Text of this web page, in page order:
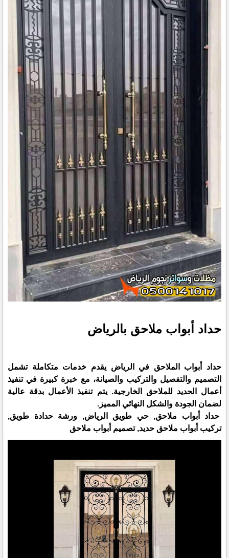
حداد أبواب ملاحق بالرياض
حداد أبواب الملاحق في الرياض يقدم خدمات متكاملة تشمل
التصميم والتفصيل والتركيب والصيانة، مع خبرة كبيرة في تنفيذ
أعمال الحديد للملاحق الخارجية. يتم تنفيذ الأعمال بدقة عالية
لضمان الجودة والشكل النهائي المميز.
حداد أبواب ملاحق, حي طويق الرياض, ورشة حدادة طويق,
تركيب أبواب ملاحق حديد, تصميم أبواب ملاحق